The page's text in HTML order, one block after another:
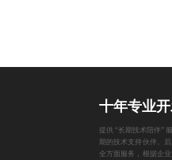
十年专业
提供 “长期技术陪伴”
期的技术支持伙伴。
全方面服务，根据企